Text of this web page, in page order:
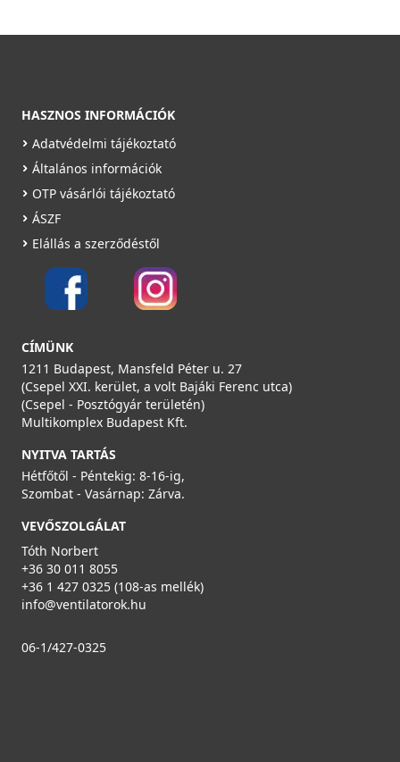
HASZNOS INFORMÁCIÓK
Adatvédelmi tájékoztató
Általános információk
OTP vásárlói tájékoztató
ÁSZF
Elállás a szerződéstől
CÍMÜNK
1211 Budapest, Mansfeld Péter u. 27
(Csepel XXI. kerület, a volt Bajáki Ferenc utca)
(Csepel - Posztógyár területén)
Multikomplex Budapest Kft.
NYITVA TARTÁS
Hétfőtől - Péntekig: 8-16-ig,
Szombat - Vasárnap: Zárva.
VEVŐSZOLGÁLAT
Tóth Norbert
+36 30 011 8055
+36 1 427 0325 (108-as mellék)
info@ventilatorok.hu
06-1/427-0325